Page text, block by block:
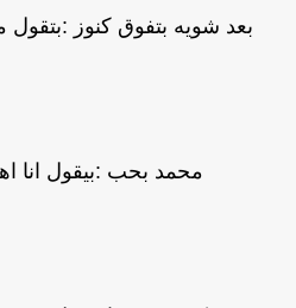
بعد شويه بتفوق كنوز :بتقول
محمد بحب :بيقول انا